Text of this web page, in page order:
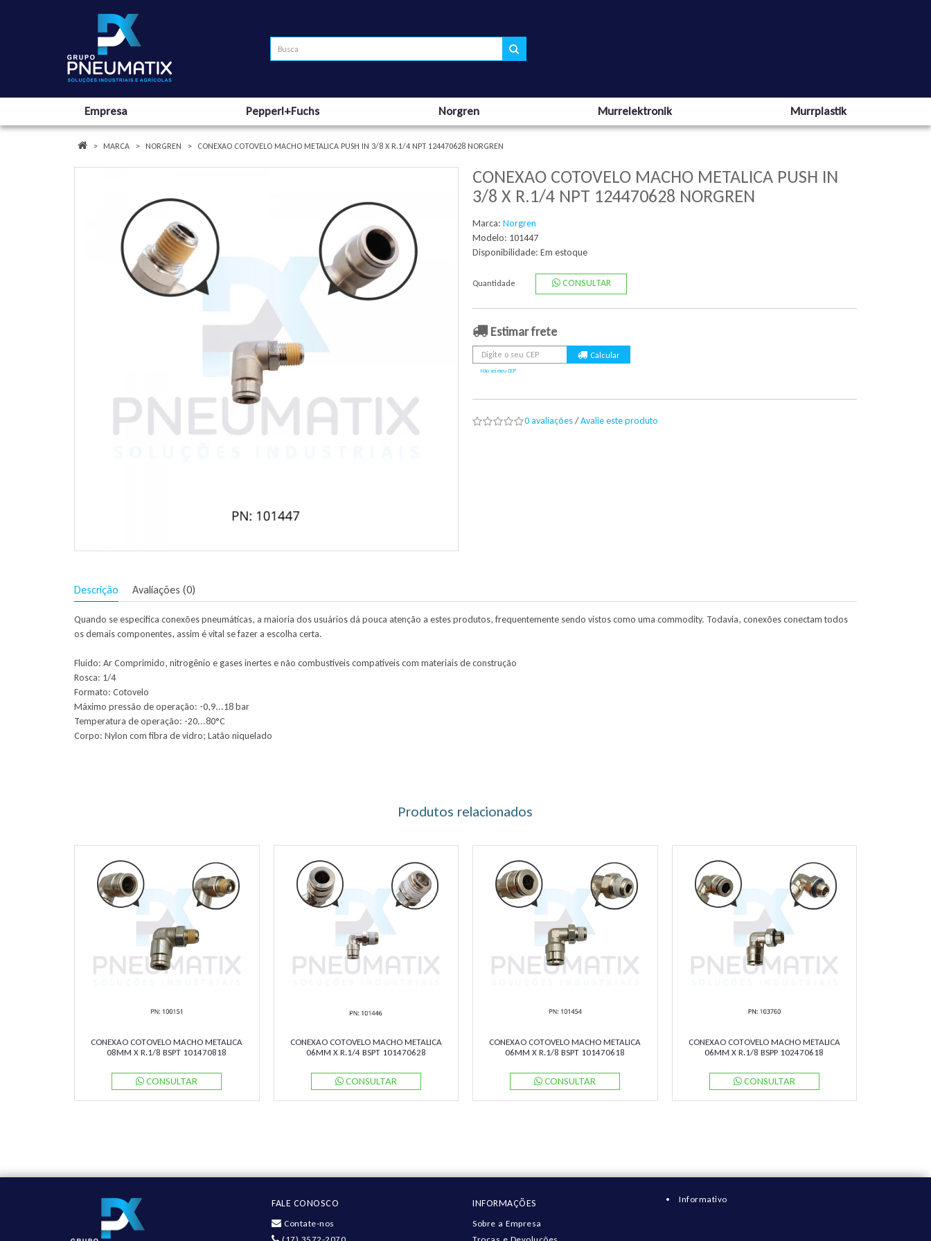
Empresa Pepperl+Fuchs Norgren Murrelektronik Murrplastik
MARCA NORGREN CONEXAO COTOVELO MACHO METALICA PUSH IN 3/8 X R.1/4 NPT 124470628 NORGREN
CONEXAO COTOVELO MACHO METALICA PUSH IN
3/8 X R.1/4 NPT 124470628 NORGREN
Marca: Norgren
Modelo: 101447
Disponibilidade: Em estoque
Quantidade CONSULTAR
Estimar frete
Não sei meu CEP
0 avaliações/Avalie este produto
Descrição Avaliações (0)
Quando se especifica conexões pneumáticas, a maioria dos usuários dá pouca atenção a estes produtos, frequentemente sendo vistos como uma commodity. Todavia, conexões conectam todos
os demais componentes, assim é vital se fazer a escolha certa.
Fluido: Ar Comprimido, nitrogênio e gases inertes e não combustíveis compatíveis com materiais de construção
Rosca: 1/4
Formato: Cotovelo
Máximo pressão de operação: -0,9...18 bar
Temperatura de operação: -20...80°C
Corpo: Nylon com fibra de vidro; Latão niquelado
Produtos relacionados
CONEXAO COTOVELO MACHO METALICA
08MM X R.1/8 BSPT 101470818
CONSULTAR
CONEXAO COTOVELO MACHO METALICA
06MM X R.1/4 BSPT 101470628
CONSULTAR
CONEXAO COTOVELO MACHO METALICA
06MM X R.1/8 BSPT 101470618
CONSULTAR
CONEXAO COTOVELO MACHO METALICA
06MM X R.1/8 BSPP 102470618
CONSULTAR
FALE CONOSCO
Contate-nos
(17) 3572-2070
INFORMAÇÕES
Sobre a Empresa
Trocas e Devoluções
Informativo